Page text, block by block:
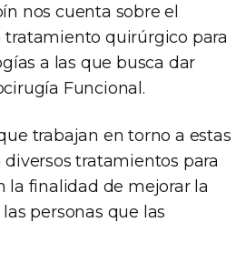
nos cuenta sobre el
quirúrgico para
a las que busca dar
Funcional.
trabajan en torno a estas
tratamientos para
la finalidad de mejorar la
personas que las